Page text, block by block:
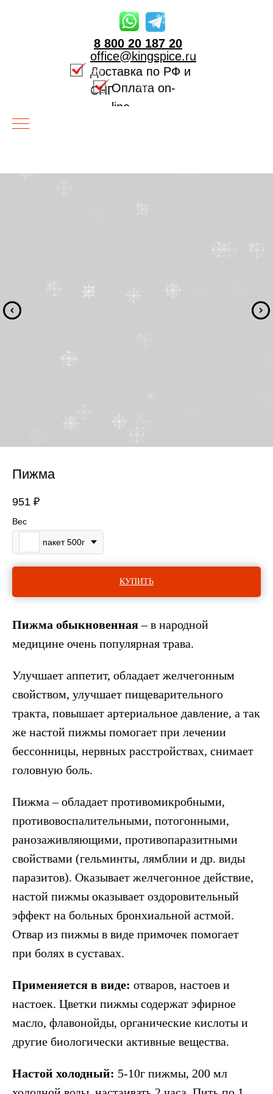
8 800 20 187 20
office@kingspice.ru
Доставка по РФ и
СНГОплата on-
line
Пижма
951 ₽
Вес
пакет 500г
КУПИТЬ
Пижма обыкновенная– в народной
медицине очень популярная трава.
Улучшает аппетит, обладает желчегонным
свойством, улучшает пищеварительного
тракта, повышает артериальное давление, а так
же настой пижмы помогает при лечении
бессонницы, нервных расстройствах, снимает
головную боль.
Пижма – обладает противомикробными,
противовоспалительными, потогонными,
ранозаживляющими, противопаразитными
свойствами (гельминты, лямблии и др. виды
паразитов). Оказывает желчегонное действие,
настой пижмы оказывает оздоровительный
эффект на больных бронхиальной астмой.
Отвар из пижмы в виде примочек помогает
при болях в суставах.
Применяется в виде: отваров, настоев и
настоек. Цветки пижмы содержат эфирное
масло, флавонойды, органические кислоты и
другие биологически активные вещества.
Настой холодный: 5-10г пижмы, 200 мл